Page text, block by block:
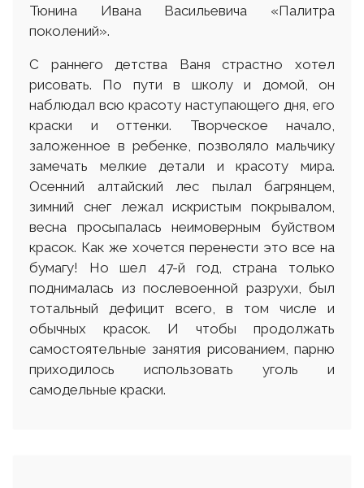
Тюнина Ивана Васильевича «Палитра
поколений».
С раннего детства Ваня страстно хотел
рисовать. По пути в школу и домой, он
наблюдал всю красоту наступающего дня, его
краски и оттенки. Творческое начало,
заложенное в ребенке, позволяло мальчику
замечать мелкие детали и красоту мира.
Осенний алтайский лес пылал багрянцем,
зимний снег лежал искристым покрывалом,
весна просыпалась неимоверным буйством
красок. Как же хочется перенести это все на
бумагу! Но шел 47-й год, страна только
поднималась из послевоенной разрухи, был
тотальный дефицит всего, в том числе и
обычных красок. И чтобы продолжать
самостоятельные занятия рисованием, парню
приходилось использовать уголь и
самодельные краски.